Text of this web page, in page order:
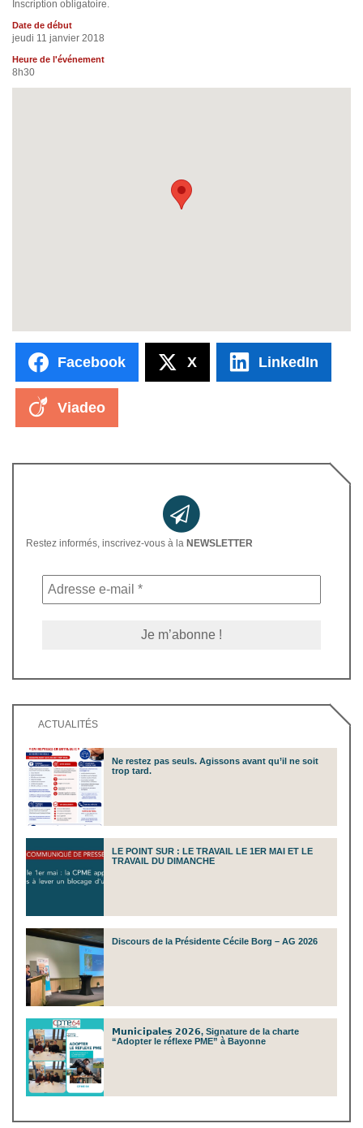
Inscription obligatoire.
Date de début
jeudi 11 janvier 2018
Heure de l'événement
8h30
Facebook X LinkedIn
Viadeo
Restez informés, inscrivez-vous à la NEWSLETTER
ACTUALITÉS
Ne restez pas seuls. Agissons avant qu’il ne soit
trop tard.
LE POINT SUR : LE TRAVAIL LE 1ER MAI ET LE
TRAVAIL DU DIMANCHE
Discours de la Présidente Cécile Borg – AG 2026
𝗠𝘂𝗻𝗶𝗰𝗶𝗽𝗮𝗹𝗲𝘀 𝟮𝟬𝟮𝟲, Signature de la charte
“Adopter le réflexe PME” à Bayonne